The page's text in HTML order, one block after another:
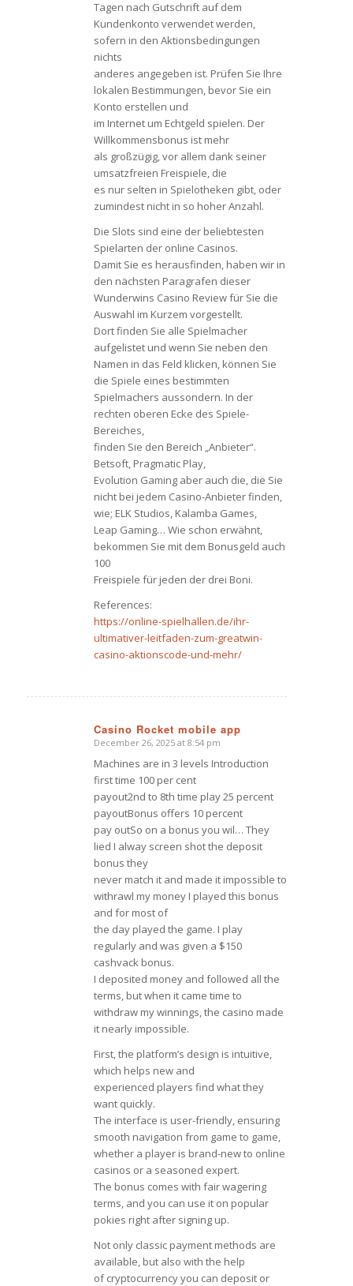
Tagen nach Gutschrift auf dem
Kundenkonto verwendet werden,
sofern in den Aktionsbedingungen
nichts
anderes angegeben ist. Prüfen Sie Ihre
lokalen Bestimmungen, bevor Sie ein
Konto erstellen und
im Internet um Echtgeld spielen. Der
Willkommensbonus ist mehr
als großzügig, vor allem dank seiner
umsatzfreien Freispiele, die
es nur selten in Spielotheken gibt, oder
zumindest nicht in so hoher Anzahl.
Die Slots sind eine der beliebtesten
Spielarten der online Casinos.
Damit Sie es herausfinden, haben wir in
den nächsten Paragrafen dieser
Wunderwins Casino Review für Sie die
Auswahl im Kurzem vorgestellt.
Dort finden Sie alle Spielmacher
aufgelistet und wenn Sie neben den
Namen in das Feld klicken, können Sie
die Spiele eines bestimmten
Spielmachers aussondern. In der
rechten oberen Ecke des Spiele-
Bereiches,
finden Sie den Bereich „Anbieter“.
Betsoft, Pragmatic Play,
Evolution Gaming aber auch die, die Sie
nicht bei jedem Casino-Anbieter finden,
wie; ELK Studios, Kalamba Games,
Leap Gaming… Wie schon erwähnt,
bekommen Sie mit dem Bonusgeld auch
100
Freispiele für jeden der drei Boni.
References:
https://online-spielhallen.de/ihr-
ultimativer-leitfaden-zum-greatwin-
casino-aktionscode-und-mehr/
Casino Rocket mobile app
says:
December 26, 2025 at 8:54 pm
Machines are in 3 levels Introduction
first time 100 per cent
payout2nd to 8th time play 25 percent
payoutBonus offers 10 percent
pay outSo on a bonus you wil… They
lied I alway screen shot the deposit
bonus they
never match it and made it impossible to
withrawl my money I played this bonus
and for most of
the day played the game. I play
regularly and was given a $150
cashvack bonus.
I deposited money and followed all the
terms, but when it came time to
withdraw my winnings, the casino made
it nearly impossible.
First, the platform’s design is intuitive,
which helps new and
experienced players find what they
want quickly.
The interface is user-friendly, ensuring
smooth navigation from game to game,
whether a player is brand-new to online
casinos or a seasoned expert.
The bonus comes with fair wagering
terms, and you can use it on popular
pokies right after signing up.
Not only classic payment methods are
available, but also with the help
of cryptocurrency you can deposit or